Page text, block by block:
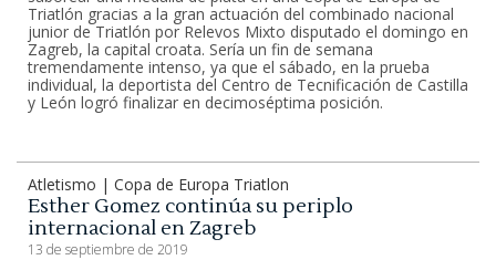
Triatlón gracias a la gran actuación del combinado nacional
junior de Triatlón por Relevos Mixto disputado el domingo en
Zagreb, la capital croata. Sería un fin de semana
tremendamente intenso, ya que el sábado, en la prueba
individual, la deportista del Centro de Tecnificación de Castilla
y León logró finalizar en decimoséptima posición.
Atletismo | Copa de Europa Triatlon
Esther Gomez continúa su periplo
internacional en Zagreb
13 de septiembre de 2019